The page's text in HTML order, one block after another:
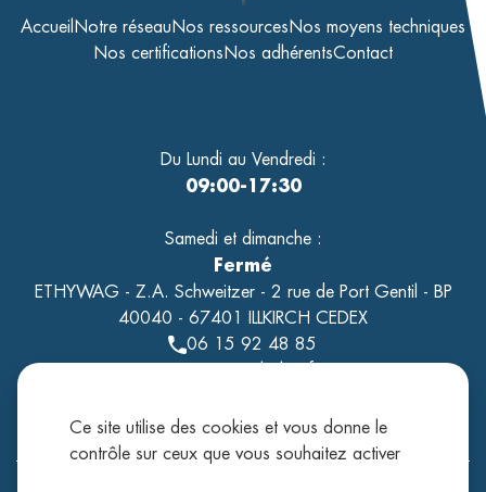
AccueilNotre réseauNos ressourcesNos moyens techniques
Nos certificationsNos adhérentsContact
Du Lundi au Vendredi :
09:00-17:30
Samedi et dimanche :
Fermé
ETHYWAG - Z.A. Schweitzer - 2 rue de Port Gentil - BP
40040 - 67401 ILLKIRCH CEDEX
06 15 92 48 85
contact@tholeo.fr
Ce site utilise des cookies et vous donne le
contrôle sur ceux que vous souhaitez activer